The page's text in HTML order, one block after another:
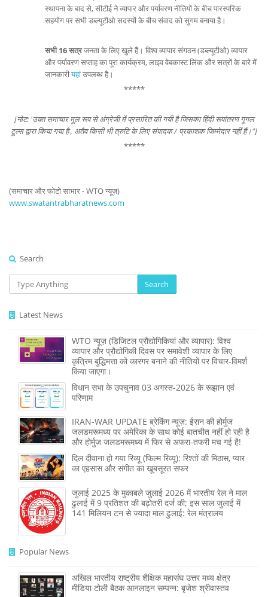
स्थापना के बाद से, सीटीई ने व्यापार और पर्यावरण नीतियों के बीच पारस्परिक
सहयोग पर सभी डब्ल्यूटीओ सदस्यों के बीच संवाद को सुगम बनाया है।
सभी 16 सत्रजनता के लिए खुले हैं। विश्व व्यापार संगठन (डब्ल्यूटीओ) व्यापार
और पर्यावरण सप्ताह का पूरा कार्यक्रम, लाइव वेबकास्ट लिंक और सत्रों के बारे में
जानकारीयहांउपलब्ध है।
*****
[नोट: 'उक्त समाचार मूल रूप से अंग्रेजी में प्रसारित की गयी है जिसका हिंदी रूपांतरण गूगल
टूल्स द्वारा किया गया है , अतैव किसी भी त्रुटि के लिए संपादक / प्रकाशक जिम्मेदार नहीं हैं।"]
*****
(समाचार और फोटो साभार - WTO न्यूज़)
www.swatantrabharatnews.com
Search
Search
Latest News
WTO न्यूज़ (डिजिटल प्रौद्योगिकियां और व्यापार): विश्व
व्यापार और प्रौद्योगिकी दिवस पर समावेशी व्यापार के लिए
कृत्रिम बुद्धिमत्ता को कारगर बनाने की नीतियों पर विचार-विमर्श
किया जाएगा।
विधान सभा के उपचुनाव 03 अगस्त-2026 के रूझान एवं
परिणाम
IRAN-WAR UPDATE ब्रेकिंग न्यूज़: ईरान की होर्मुज
जलडमरूमध्य पर अमेरिका के साथ कोई बातचीत नहीं हो रही है
और होर्मुज जलडमरूमध्य में फिर से अफरा-तफरी मच गई है!
दिल दीवाना हो गया रिव्यू (फिल्म रिव्यू): रिश्तों की मिठास, प्यार
का एहसास और संगीत का खूबसूरत सफर
जुलाई 2025 के मुकाबले जुलाई 2026 में भारतीय रेल ने माल
ढुलाई में 9 प्रतिशत की बढ़ोतरी दर्ज की; इस साल जुलाई में
141 मिलियन टन से ज्‍यादा माल ढुलाई: रेल मंत्रालय
Popular News
अखिल भारतीय राष्ट्रीय शैक्षिक महासंघ उत्तर मध्य क्षेत्र
मीडिया टोली बैठक आनलाइन सम्पन्न: बृजेश श्रीवास्तव